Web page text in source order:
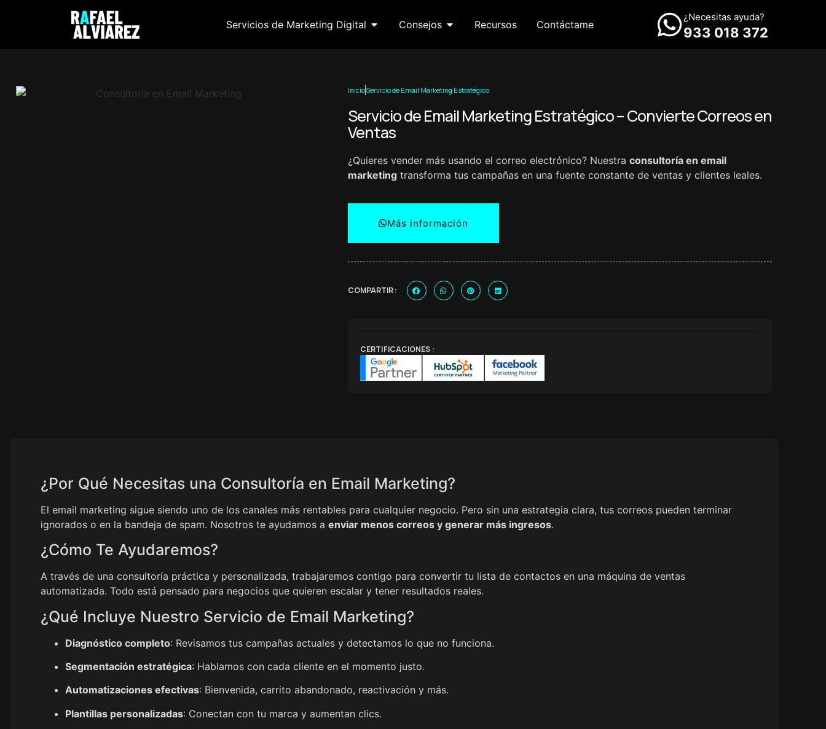
Servicios de Marketing Digital Consejos Recursos Contáctame
¿Necesitas ayuda?
933 018 372
InicioServicio de Email Marketing Estratégico
Servicio de Email Marketing Estratégico – Convierte Correos en
Ventas
¿Quieres vender más usando el correo electrónico? Nuestra consultoría en email
marketing transforma tus campañas en una fuente constante de ventas y clientes leales.
Más información
COMPARTIR :
CERTIFICACIONES :
¿Por Qué Necesitas una Consultoría en Email Marketing?
El email marketing sigue siendo uno de los canales más rentables para cualquier negocio. Pero sin una estrategia clara, tus correos pueden terminar
ignorados o en la bandeja de spam. Nosotros te ayudamos a enviar menos correos y generar más ingresos.
¿Cómo Te Ayudaremos?
A través de una consultoría práctica y personalizada, trabajaremos contigo para convertir tu lista de contactos en una máquina de ventas
automatizada. Todo está pensado para negocios que quieren escalar y tener resultados reales.
¿Qué Incluye Nuestro Servicio de Email Marketing?
Diagnóstico completo: Revisamos tus campañas actuales y detectamos lo que no funciona.
Segmentación estratégica: Hablamos con cada cliente en el momento justo.
Automatizaciones efectivas: Bienvenida, carrito abandonado, reactivación y más.
Plantillas personalizadas: Conectan con tu marca y aumentan clics.